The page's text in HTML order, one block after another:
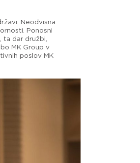
Neodvisna
Ponosni
ta dar družbi,
MK Group v
poslov MK